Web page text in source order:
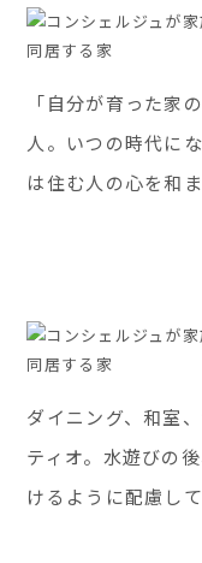
「自分が育った家
人。いつの時代に
は住む人の心を和
ダイニング、和室
ティオ。水遊びの
けるように配慮して